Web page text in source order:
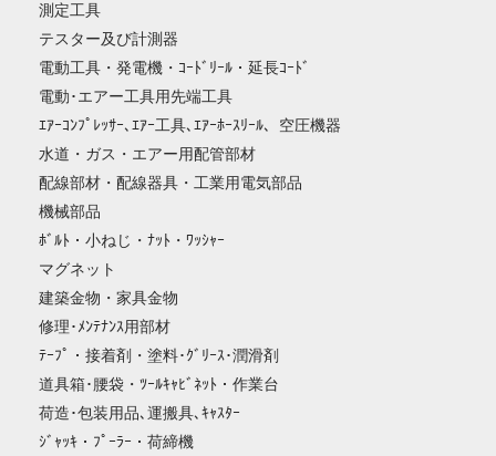
測定工具
テスター及び計測器
電動工具・発電機・ｺｰﾄﾞﾘｰﾙ・延長ｺｰﾄﾞ
電動･エアー工具用先端工具
ｴｱｰｺﾝﾌﾟﾚｯｻｰ､ｴｱｰ工具､ｴｱｰﾎｰｽﾘｰﾙ、空圧機器
水道・ガス・エアー用配管部材
配線部材・配線器具・工業用電気部品
機械部品
ﾎﾞﾙﾄ・小ねじ・ﾅｯﾄ・ﾜｯｼｬｰ
マグネット
建築金物・家具金物
修理･ﾒﾝﾃﾅﾝｽ用部材
ﾃｰﾌﾟ・接着剤・塗料･ｸﾞﾘｰｽ･潤滑剤
道具箱･腰袋・ﾂｰﾙｷｬﾋﾞﾈｯﾄ・作業台
荷造･包装用品､運搬具､ｷｬｽﾀｰ
ｼﾞｬｯｷ・ﾌﾟｰﾗｰ・荷締機